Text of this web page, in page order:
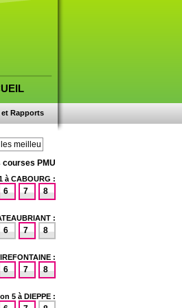
Rapports
courses PMU
à CABOURG :
8
7
6
:
8
7
6
:
8
7
6
5 à DIEPPE :